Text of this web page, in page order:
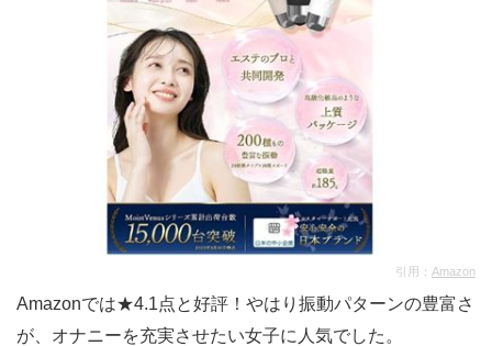
引用： Amazon
Amazonでは★4.1点と好評！やはり振動パターンの豊富さ
が、オナニーを充実させたい女子に人気でした。